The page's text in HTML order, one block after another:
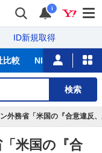
i
ID新規取得
比較 NISA カード
検索
ン外務省「米国の『合意違反
「米国の『合